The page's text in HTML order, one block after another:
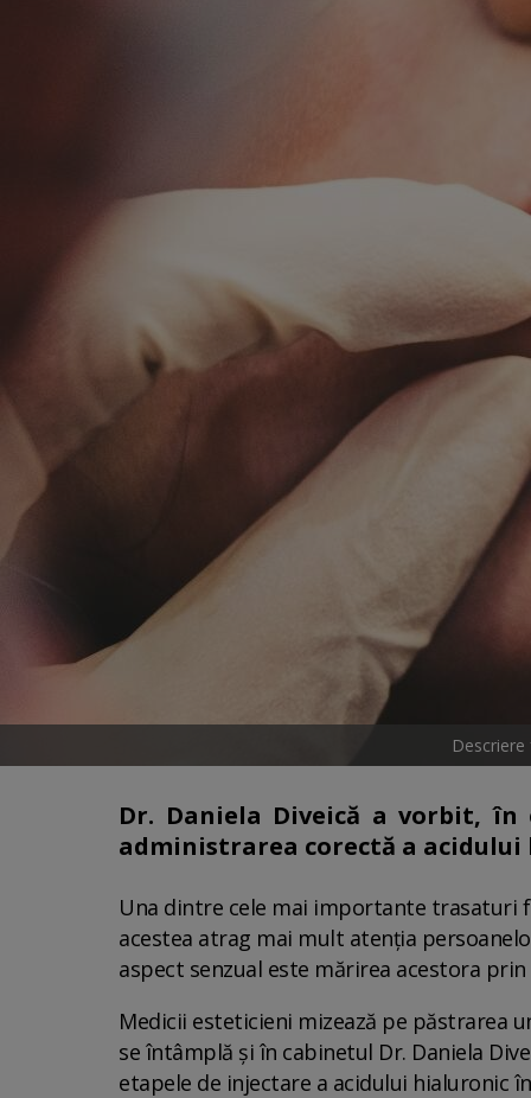
Dr. Daniela Diveică a vorbit,
administrarea corectă a
Una dintre cele mai importante trasaturi
acestea atrag mai mult atenția
aspect senzual este mărirea acestora
Medicii esteticieni mizează pe păstrarea
se întâmplă și în cabinetul Dr. Daniela
etapele de injectare a acidului hialuronic